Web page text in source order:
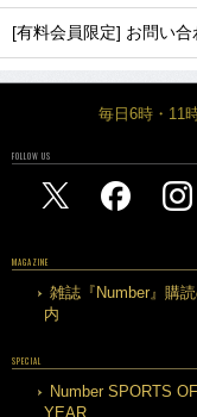
[有料会員限定] お問い合
毎日6時・11
FOLLOW US
MAGAZINE
雑誌『Number』購
内
SPECIAL
Number SPORTS
YEAR